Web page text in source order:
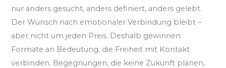
nur anders gesucht, anders definiert, anders gelebt.
Der Wunsch nach emotionaler Verbindung bleibt –
aber nicht um jeden Preis. Deshalb gewinnen
Formate an Bedeutung, die Freiheit mit Kontakt
verbinden. Begegnungen, die keine Zukunft planen,